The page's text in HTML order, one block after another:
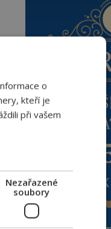
o
kteří je
při vašem
Nezařazené
soubory